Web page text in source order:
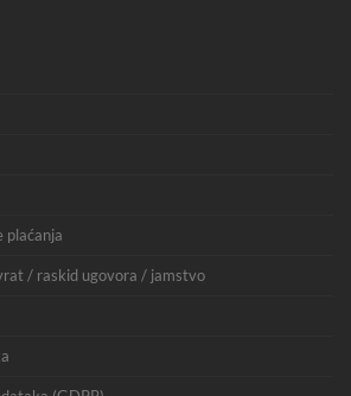
plaćanja
/ raskid ugovora / jamstvo